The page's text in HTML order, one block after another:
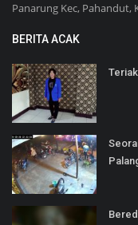
Panarung Kec, Pahandut,
BERITA ACAK